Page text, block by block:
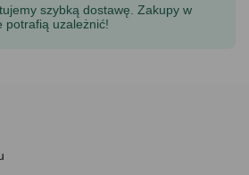
szybką dostawę. Zakupy w
potrafią uzależnić!